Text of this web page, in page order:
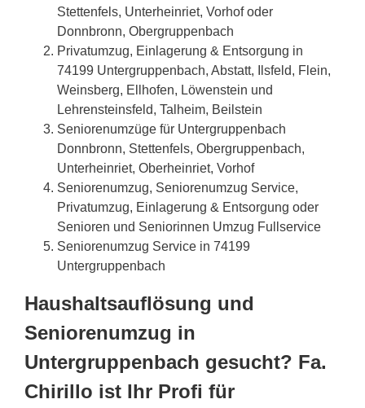
Stettenfels, Unterheinriet, Vorhof oder
Donnbronn, Obergruppenbach
Privatumzug, Einlagerung & Entsorgung in
74199 Untergruppenbach, Abstatt, Ilsfeld, Flein,
Weinsberg, Ellhofen, Löwenstein und
Lehrensteinsfeld, Talheim, Beilstein
Seniorenumzüge für Untergruppenbach
Donnbronn, Stettenfels, Obergruppenbach,
Unterheinriet, Oberheinriet, Vorhof
Seniorenumzug, Seniorenumzug Service,
Privatumzug, Einlagerung & Entsorgung oder
Senioren und Seniorinnen Umzug Fullservice
Seniorenumzug Service in 74199
Untergruppenbach
Haushaltsauflösung und
Seniorenumzug in
Untergruppenbach gesucht? Fa.
Chirillo ist Ihr Profi für